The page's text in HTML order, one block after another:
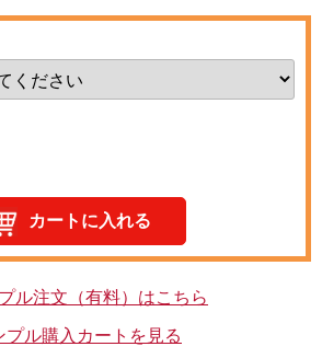
ル注文（有料）はこちら
プル購入カートを見る